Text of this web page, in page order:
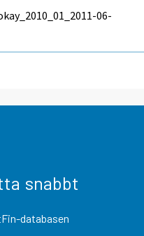
06-
snabbt
databasen